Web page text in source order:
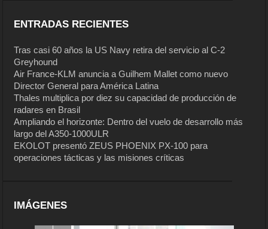
ENTRADAS RECIENTES
Tras casi 60 años la US Navy retira del servicio al C-2
Greyhound
Air France-KLM anuncia a Guilhem Mallet como nuevo
Director General para América Latina
Thales multiplica por diez su capacidad de producción de
radares en Brasil
Ampliando el horizonte: Dentro del vuelo de desarrollo más
largo del A350-1000ULR
EKOLOT presentó ZEUS PHOENIX PX-100 para
operaciones tácticas y las misiones críticas
IMÁGENES